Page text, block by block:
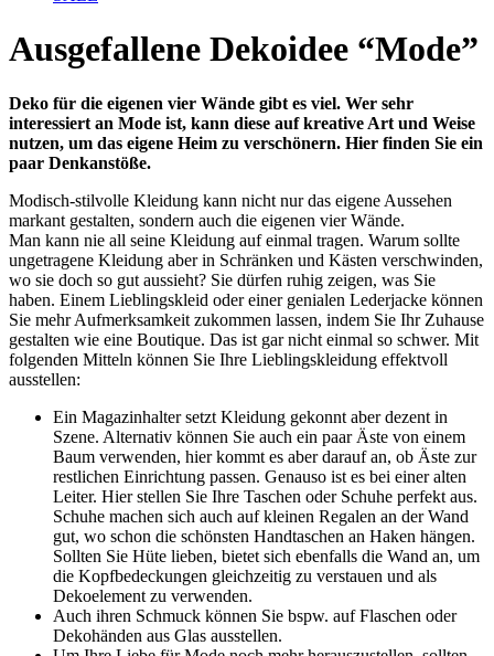
Ausgefallene Dekoidee “Mode”
Deko für die eigenen vier Wände gibt es viel. Wer sehr
interessiert an Mode ist, kann diese auf kreative Art und Weise
nutzen, um das eigene Heim zu verschönern. Hier finden Sie ein
paar Denkanstöße.
Modisch-stilvolle Kleidung kann nicht nur das eigene Aussehen
markant gestalten, sondern auch die eigenen vier Wände.
Man kann nie all seine Kleidung auf einmal tragen. Warum sollte
ungetragene Kleidung aber in Schränken und Kästen verschwinden,
wo sie doch so gut aussieht? Sie dürfen ruhig zeigen, was Sie
haben. Einem Lieblingskleid oder einer genialen Lederjacke können
Sie mehr Aufmerksamkeit zukommen lassen, indem Sie Ihr Zuhause
gestalten wie eine Boutique. Das ist gar nicht einmal so schwer. Mit
folgenden Mitteln können Sie Ihre Lieblingskleidung effektvoll
ausstellen:
Ein Magazinhalter setzt Kleidung gekonnt aber dezent in
Szene. Alternativ können Sie auch ein paar Äste von einem
Baum verwenden, hier kommt es aber darauf an, ob Äste zur
restlichen Einrichtung passen. Genauso ist es bei einer alten
Leiter. Hier stellen Sie Ihre Taschen oder Schuhe perfekt aus.
Schuhe machen sich auch auf kleinen Regalen an der Wand
gut, wo schon die schönsten Handtaschen an Haken hängen.
Sollten Sie Hüte lieben, bietet sich ebenfalls die Wand an, um
die Kopfbedeckungen gleichzeitig zu verstauen und als
Dekoelement zu verwenden.
Auch ihren Schmuck können Sie bspw. auf Flaschen oder
Dekohänden aus Glas ausstellen.